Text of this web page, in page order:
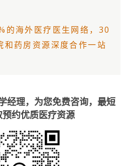
的海外医疗医生网络，30
药房资源深度合作一站
经理，为您免费咨询，最短
预约优质医疗资源